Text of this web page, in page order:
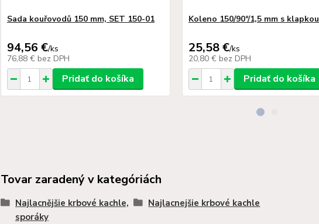
Sada kouřovodů 150 mm, SET 150-01
94,56 €/ks
76,88 € bez DPH
Pridať do košíka
Koleno 150/90°/1,5 mm s klapkou
25,58 €/ks
20,80 € bez DPH
Pridať do košíka
Tovar zaradený v kategóriách
Najlacnějšie krbové kachle,
sporáky
Najlacnejšie krbové kachle